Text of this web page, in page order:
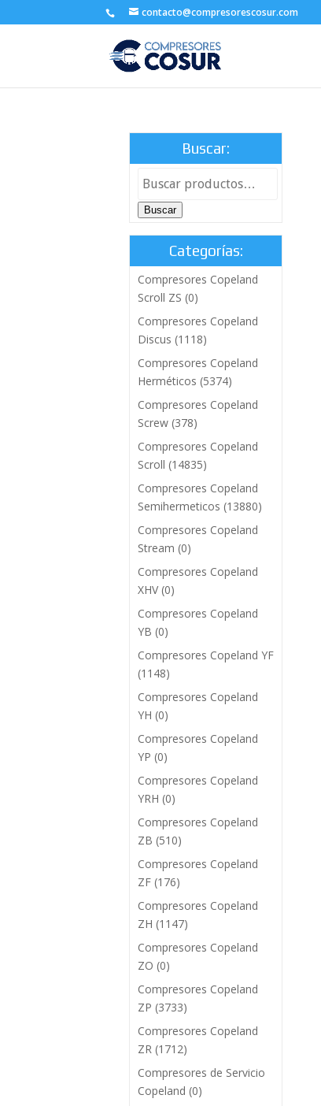
contacto@compresorescosur.com
Buscar:
Buscar
Categorías:
Compresores Copeland
Scroll ZS (0)
Compresores Copeland
Discus (1118)
Compresores Copeland
Herméticos (5374)
Compresores Copeland
Screw (378)
Compresores Copeland
Scroll (14835)
Compresores Copeland
Semihermeticos (13880)
Compresores Copeland
Stream (0)
Compresores Copeland
XHV (0)
Compresores Copeland
YB (0)
Compresores Copeland YF
(1148)
Compresores Copeland
YH (0)
Compresores Copeland
YP (0)
Compresores Copeland
YRH (0)
Compresores Copeland
ZB (510)
Compresores Copeland
ZF (176)
Compresores Copeland
ZH (1147)
Compresores Copeland
ZO (0)
Compresores Copeland
ZP (3733)
Compresores Copeland
ZR (1712)
Compresores de Servicio
Copeland (0)